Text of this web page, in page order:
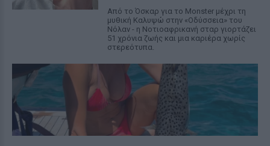
Από το Όσκαρ για το Monster μέχρι τη
μυθική Καλυψώ στην «Οδύσσεια» του
Νόλαν - η Νοτιοαφρικανή σταρ γιορτάζει
51 χρόνια ζωής και μια καριέρα χωρίς
στερεότυπα.